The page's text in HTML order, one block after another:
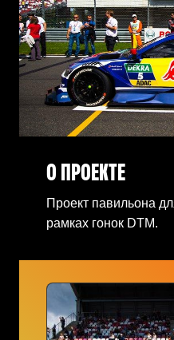
О ПРОЕКТЕ
Проект павильона
рамках гонок DTM.